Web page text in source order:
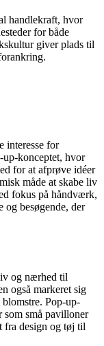
handlekraft, hvor
for både
giver plads til
interesse for
konceptet, hvor
for at afprøve idéer
måde at skabe liv
fokus på håndværk,
og besøgende, der
og nærhed til
også markeret sig
Pop-up-
små pavilloner
fra design og tøj til